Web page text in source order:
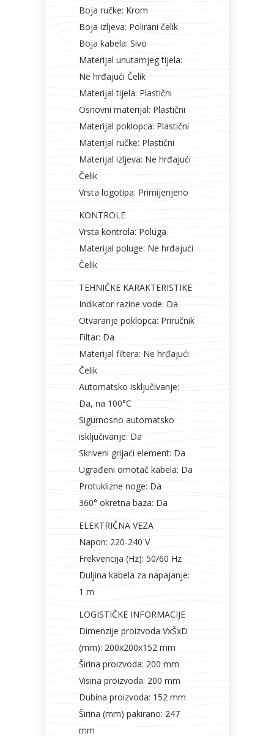
Boja ručke: Krom
Boja izljeva: Polirani čelik
Boja kabela: Sivo
Materijal unutarnjeg tijela:
Ne hrđajući Čelik
Materijal tijela: Plastični
Osnovni materijal: Plastični
Materijal poklopca: Plastični
Materijal ručke: Plastični
Materijal izljeva: Ne hrđajući
Čelik
Vrsta logotipa: Primijenjeno
KONTROLE
Vrsta kontrola: Poluga
Materijal poluge: Ne hrđajući
Čelik
TEHNIČKE KARAKTERISTIKE
Indikator razine vode: Da
Otvaranje poklopca: Priručnik
Filtar: Da
Materijal filtera: Ne hrđajući
Čelik
Automatsko isključivanje:
Da, na 100°C
Sigurnosno automatsko
isključivanje: Da
Skriveni grijaći element: Da
Ugrađeni omotač kabela: Da
Protuklizne noge: Da
360° okretna baza: Da
ELEKTRIČNA VEZA
Napon: 220-240 V
Frekvencija (Hz): 50/60 Hz
Duljina kabela za napajanje:
1 m
LOGISTIČKE INFORMACIJE
Dimenzije proizvoda VxŠxD
(mm): 200x200x152 mm
Širina proizvoda: 200 mm
Visina proizvoda: 200 mm
Dubina proizvoda: 152 mm
Širina (mm) pakirano: 247
mm